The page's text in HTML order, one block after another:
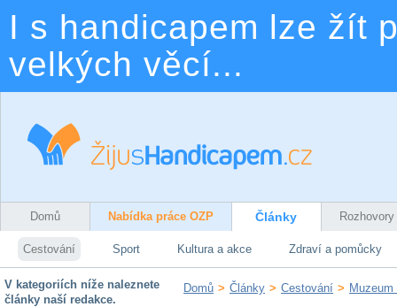
I s handicapem lze žít
velkých věcí...
Domů Nabídka práce OZP Články Rozhovory
Cestování Sport Kultura a akce Zdraví a pomůcky
V kategoriích níže naleznete
články naší redakce.
Domů > Články > Cestování >